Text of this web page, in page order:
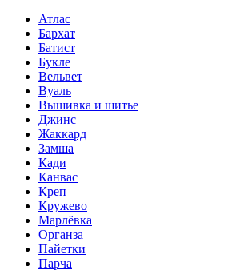
Атлас
Бархат
Батист
Букле
Вельвет
Вуаль
Вышивка и шитье
Джинс
Жаккард
Замша
Кади
Канвас
Креп
Кружево
Марлёвка
Органза
Пайетки
Парча